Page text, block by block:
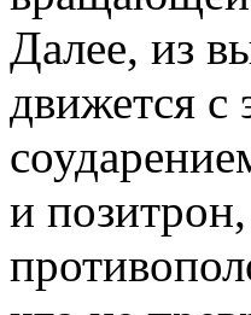
Далее, из
движется
и